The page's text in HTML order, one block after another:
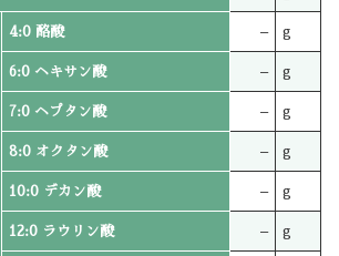
4:0 酪酸 – g
6:0 ヘキサン酸 – g
7:0 ヘプタン酸 – g
8:0 オクタン酸 – g
10:0 デカン酸 – g
12:0 ラウリン酸 – g